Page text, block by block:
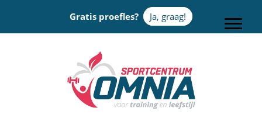
Gratis proefles? Ja, graag!